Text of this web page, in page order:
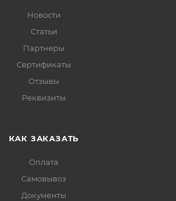
Новости
Статьи
Партнеры
Сертификаты
Отзывы
Реквизиты
КАК ЗАКАЗАТЬ
Оплата
Самовывоз
Документы